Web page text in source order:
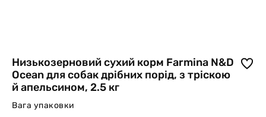
Низькозерновий сухий корм Farmina N&D
Ocean для собак дрібних порід, з тріскою
й апельсином, 2.5 кг
Вага упаковки